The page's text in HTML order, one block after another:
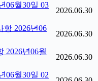
06월30일 03
2026.06.30
2026년06
2026.06.30
2026년06월
2026.06.30
06월30일 02